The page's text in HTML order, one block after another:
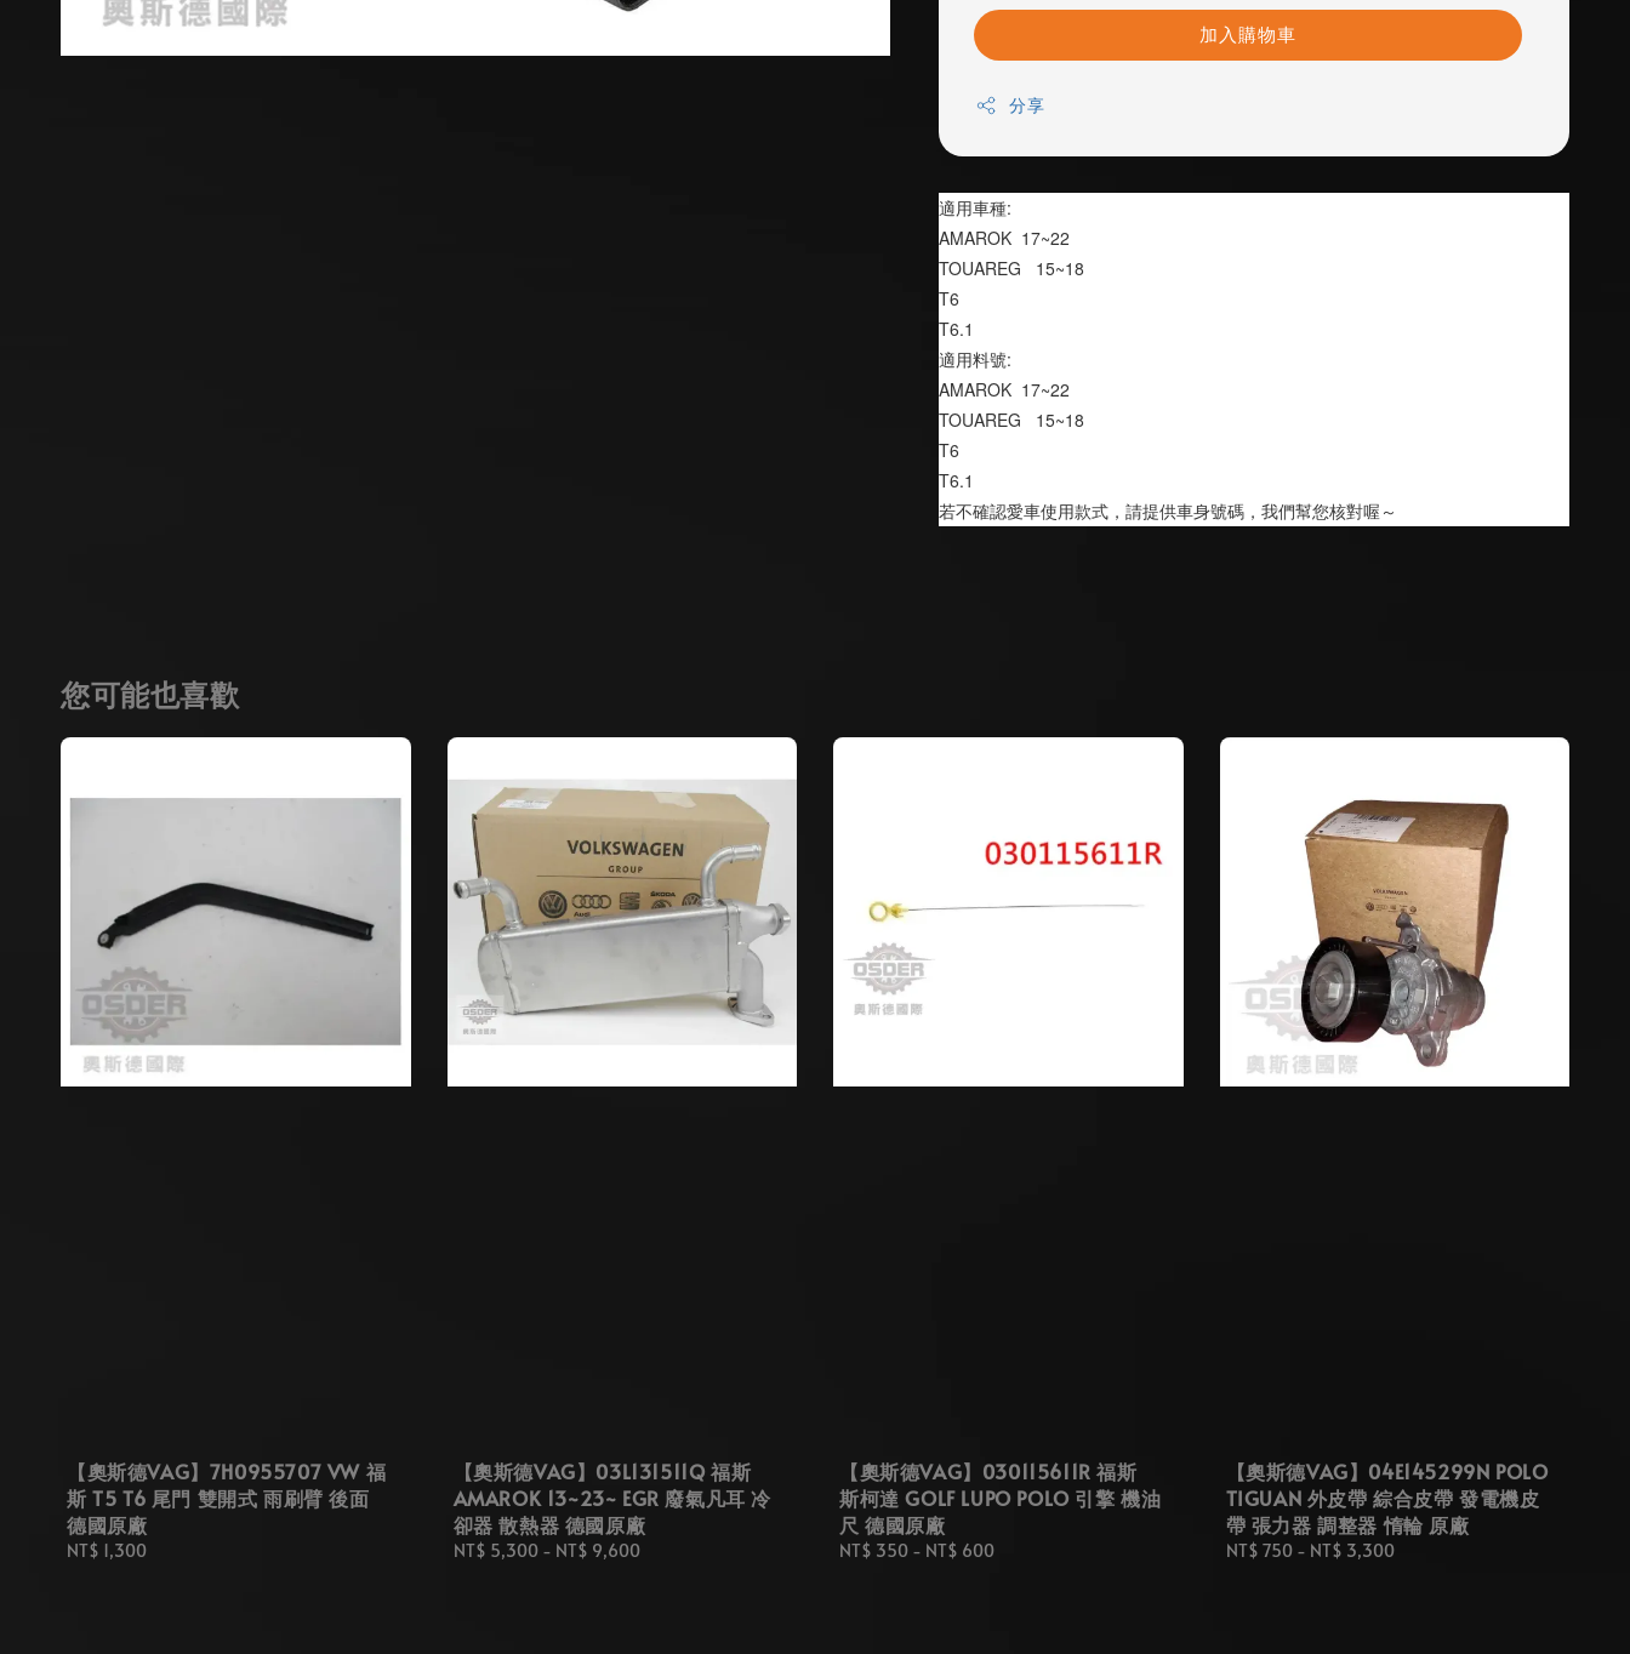
加入購物車
分享
適用車種:
AMAROK  17~22
TOUAREG   15~18
T6
T6.1
適用料號:
AMAROK  17~22
TOUAREG   15~18
T6
T6.1
若不確認愛車使用款式，請提供車身號碼，我們幫您核對喔～
您可能也喜歡
【奧斯德VAG】7H0955707 VW 福
斯 T5 T6 尾門 雙開式 雨刷臂 後面
德國原廠
Regular
NT$ 1,300
【奧斯德VAG】03L131511Q 福斯
AMAROK 13~23~ EGR 廢氣凡耳 冷
卻器 散熱器 德國原廠
Regular
NT$ 5,300- NT$ 9,600
【奧斯德VAG】030115611R 福斯
斯柯達 GOLF LUPO POLO 引擎 機油
尺 德國原廠
Regular
NT$ 350 - NT$ 600
【奧斯德VAG】04E145299N POLO
TIGUAN 外皮帶 綜合皮帶 發電機皮
帶 張力器 調整器 惰輪 原廠
Regular
NT$ 750- NT$ 3,300